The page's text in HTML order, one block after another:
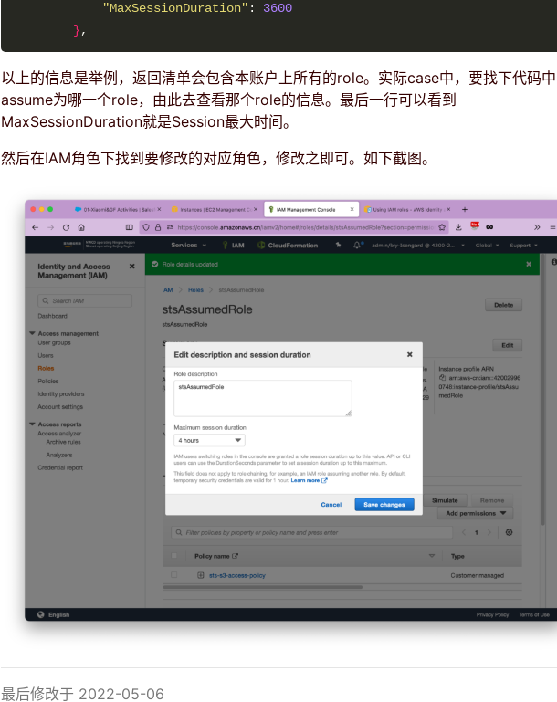
"MaxSessionDuration" : 3600
}
以上的信息是举例，返回清单会包含本账户上所有的role。实际case中，要找下代码
assume为哪一个role，由此去查看那个role的信息。最后一行可以看到
MaxSessionDuration就是Session最大时间。
然后在IAM角色下找到要修改的对应角色，修改之即可。如下截图。
最后修改于 2022-05-06